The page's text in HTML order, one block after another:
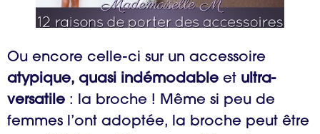
Ou encore celle-ci sur un accessoire
atypique, quasi indémodable et ultra-
versatile : la broche ! Même si peu de
femmes l’ont adoptée, la broche peut être